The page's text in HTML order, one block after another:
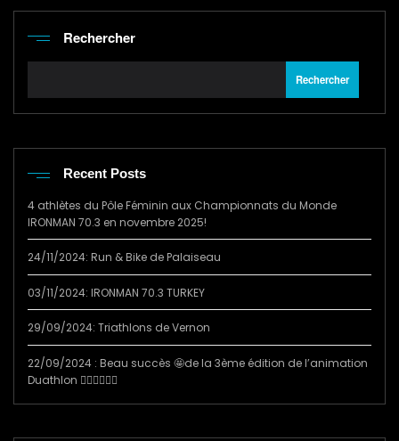
Rechercher
Rechercher
Recent Posts
4 athlètes du Pôle Féminin aux Championnats du Monde
IRONMAN 70.3 en novembre 2025!
24/11/2024: Run & Bike de Palaiseau
03/11/2024: IRONMAN 70.3 TURKEY
29/09/2024: Triathlons de Vernon
22/09/2024 : Beau succès 🤩de la 3ème édition de l’animation
Duathlon 🏃‍♂️🚴‍♀️🏃‍♂️